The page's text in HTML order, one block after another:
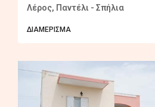
Λέρος, Παντέλι - Σπήλια
ΔΙΑΜΈΡΙΣΜΑ